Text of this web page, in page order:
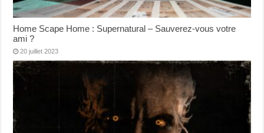
Home Scape Home : Supernatural – Sauverez-vous votre
ami ?
20 juillet 2023